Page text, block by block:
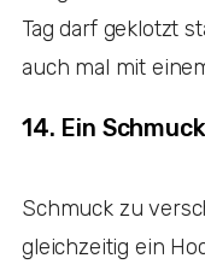
Tag darf geklotzt
auch mal mit
14. Ein
Schmuck zu
gleichzeitig ein